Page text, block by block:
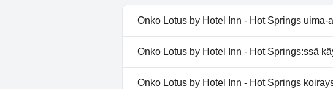
Onko Lotus by Hotel Inn - Hot Springs uima-
Ei, Lotus by Hotel Inn - Hot Springs ei ole
Onko Lotus by Hotel Inn - Hot Springs:ssä
Ei, Lotus by Hotel Inn - Hot Springs ei
Onko Lotus by Hotel Inn - Hot Springs